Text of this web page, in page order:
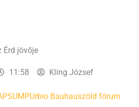
Érd jövője
11:58 Kling József
SUMPUrbio Bauhauszöld fórum